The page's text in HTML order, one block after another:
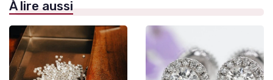
À lire aussi